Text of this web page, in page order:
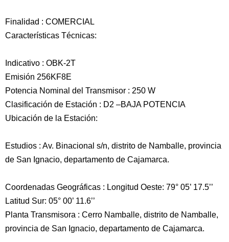
Finalidad : COMERCIAL
Características Técnicas:
Indicativo : OBK-2T
Emisión 256KF8E
Potencia Nominal del Transmisor : 250 W
Clasificación de Estación : D2 –BAJA POTENCIA
Ubicación de la Estación:
Estudios : Av. Binacional s/n, distrito de Namballe, provincia
de San Ignacio, departamento de Cajamarca.
Coordenadas Geográficas : Longitud Oeste: 79° 05’ 17.5’’
Latitud Sur: 05° 00’ 11.6’’
Planta Transmisora : Cerro Namballe, distrito de Namballe,
provincia de San Ignacio, departamento de Cajamarca.